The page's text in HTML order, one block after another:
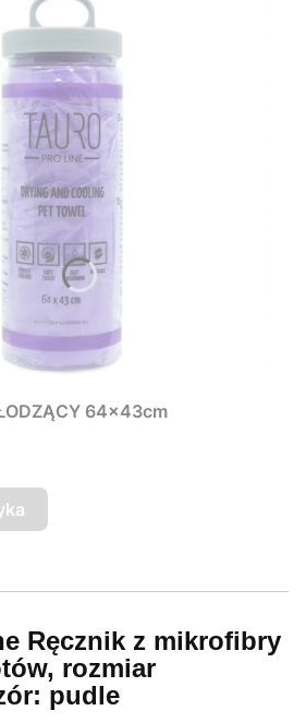
64x43cm
Ręcznik z mikrofibry
rozmiar
pudle